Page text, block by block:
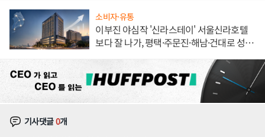
소비자·유통
이부진 야심작 '신라스테이' 서울신라호텔
보다 잘 나가, 평택·주문진·해남·건대로 성
기사댓글0개